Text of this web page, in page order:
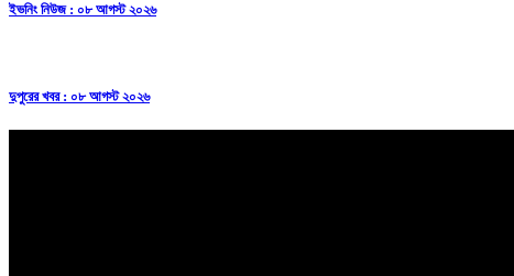
ইভনিং নিউজ : ০৮ আগস্ট ২০২৬
দুপুরের খবর : ০৮ আগস্ট ২০২৬